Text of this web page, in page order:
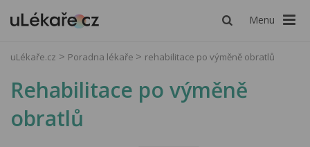
Menu
uLékaře.cz Poradna lékaře rehabilitace po výměně obratlů
Rehabilitace po výměně
obratlů